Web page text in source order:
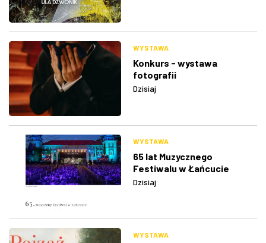
WYSTAWA
Konkurs - wystawa
fotografii
Dzisiaj
WYSTAWA
65 lat Muzycznego
Festiwalu w Łańcucie
Dzisiaj
WYSTAWA